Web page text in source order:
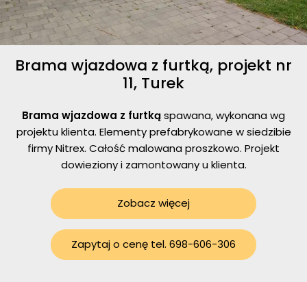
Brama wjazdowa z furtką, projekt nr
11, Turek
Brama wjazdowa z furtkąspawana, wykonana wg
projektu klienta. Elementy prefabrykowane w siedzibie
firmy Nitrex. Całość malowana proszkowo. Projekt
dowieziony i zamontowany u klienta.
Zapytaj o cenę tel. 698-606-306
Zobacz więcej